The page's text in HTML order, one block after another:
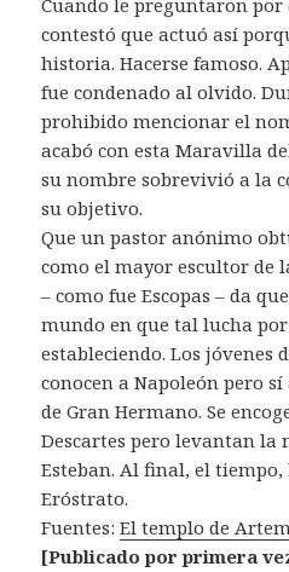
Cuando le preguntaron
contestó que actuó así
historia. Hacerse famoso.
fue condenado al olvido.
prohibido mencionar el
acabó con esta Maravilla
su nombre sobrevivió a la
su objetivo.
Que un pastor anónimo
como el mayor escultor de
– como fue Escopas – da
mundo en que tal lucha
estableciendo. Los jóvenes
conocen a Napoleón pero
de Gran Hermano. Se
Descartes pero levantan la
Esteban. Al final, el
Eróstrato.
Fuentes:El templo de
[Publicado por primera